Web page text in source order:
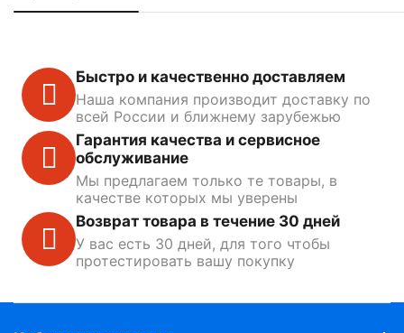
Быстро и качественно доставляем
Наша компания производит доставку по
всей России и ближнему зарубежью
Гарантия качества и сервисное
обслуживание
Мы предлагаем только те товары, в
качестве которых мы уверены
Возврат товара в течение 30 дней
У вас есть 30 дней, для того чтобы
протестировать вашу покупку